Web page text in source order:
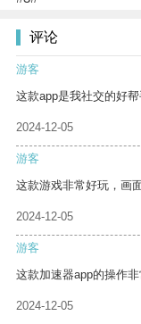
评论
游客
这款app是我社交的好
2024-12-05
游客
这款游戏非常好玩，画
2024-12-05
游客
这款加速器app的操作
2024-12-05